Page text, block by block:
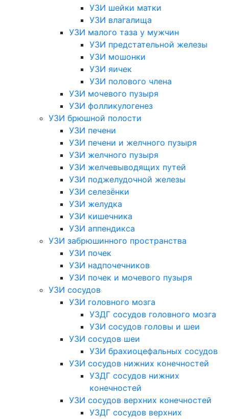
УЗИ шейки матки
УЗИ влагалища
УЗИ малого таза у мужчин
УЗИ предстательной железы
УЗИ мошонки
УЗИ яичек
УЗИ полового члена
УЗИ мочевого пузыря
УЗИ фолликулогенез
УЗИ брюшной полости
УЗИ печени
УЗИ печени и желчного пузыря
УЗИ желчного пузыря
УЗИ желчевыводящих путей
УЗИ поджелудочной железы
УЗИ селезёнки
УЗИ желудка
УЗИ кишечника
УЗИ аппендикса
УЗИ забрюшинного пространства
УЗИ почек
УЗИ надпочечников
УЗИ почек и мочевого пузыря
УЗИ сосудов
УЗИ головного мозга
УЗДГ сосудов головного мозга
УЗИ сосудов головы и шеи
УЗИ сосудов шеи
УЗИ брахиоцефальных сосудов
УЗИ сосудов нижних конечностей
УЗДГ сосудов нижних
конечностей
УЗИ сосудов верхних конечностей
УЗДГ сосудов верхних